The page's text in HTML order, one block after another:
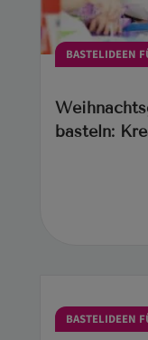
BASTELIDEEN
basteln:
BASTELIDEEN